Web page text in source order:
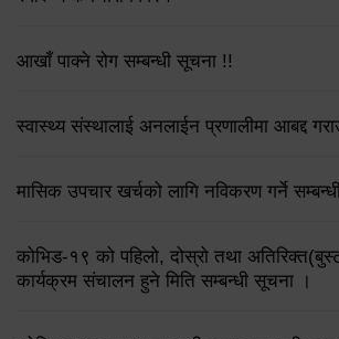
आखाँ पाक्ने रोग सम्बन्धी सूचना !!
स्वास्थ्य संस्थालाई अनलाईन प्रणालीमा आबद्द
मासिक उपचार खर्चको लागि नविकरण गर्ने
कोभिड-१९ को पहिलो, दोस्रो तथा
कार्यक्रम संचालन हुने मिति सम्बन्धी सूचना ।